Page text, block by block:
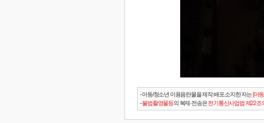
- 아동/청소년 이용음란물을 제작.배포.소지한 자는[아
-불법촬영물등의 복제·전송은전기통신사업법 제22조